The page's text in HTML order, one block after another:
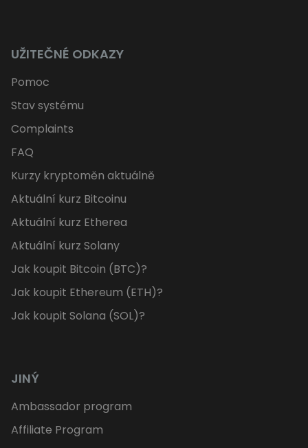
UŽITEČNÉ ODKAZY
Pomoc
Stav systému
Complaints
FAQ
Kurzy kryptoměn aktuálně
Aktuální kurz Bitcoinu
Aktuální kurz Etherea
Aktuální kurz Solany
Jak koupit Bitcoin (BTC)?
Jak koupit Ethereum (ETH)?
Jak koupit Solana (SOL)?
JINÝ
Ambassador program
Affiliate Program